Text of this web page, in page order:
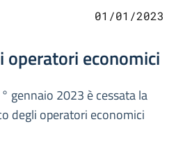
01/01/2023
operatori economici
gennaio 2023 è cessata la
degli operatori economici